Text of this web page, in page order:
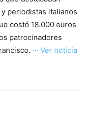
periodistas italianos
costó 18.000 euros
patrocinadores
··· Ver noticia